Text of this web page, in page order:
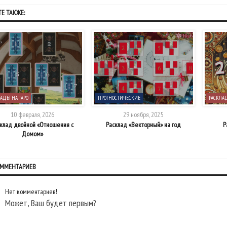
ТАКЖЕ:
НА ТАРО
10 февраля, 2026
двойной «Отношения с
Домом»
ПРОГНОСТИЧЕСКИЕ
29 ноября, 2025
Расклад «Векторный» на год
Нет комментариев!
Может, Ваш будет первым?